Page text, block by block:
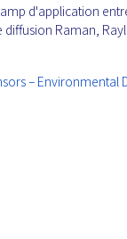
d'application
Raman,
–